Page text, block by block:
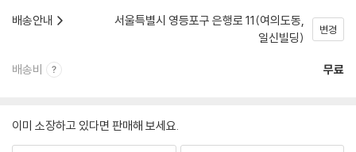
배송안내
서울특별시 영등포구 은행로 11(여의도동,
일신빌딩)
변경
배송비 무료
이미 소장하고 있다면 판매해 보세요.